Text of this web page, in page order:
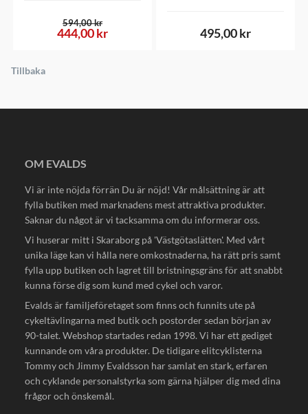
444,00 kr
594,00 kr
495,00 kr
Tillbaka
OM EVALDS
Vi är inte nöjda förrän Du är nöjd! Vår målsättning är att
fylla butiken med marknadens mest attraktiva produkter.
Saknar du något är vi tacksamma om du informerar oss.
Vi huserar mitt i Skaraborg på 'Västgötaslätten'. Med vårt
unika läge kan vi hålla nere omkostnaderna, ha rätt pris samt
fylla upp butiken och lagret till bristningsgräns för att snabbt
kunna förse dig som kund med cykel och varor.
Evalds är familjeföretaget som finns och funnits ute på
cykeltävlingarna med butik och postorder sedan början av
90-talet. Webshop startades redan 1998. Vi har ett gediget
kunnande om våra produkter. De tidigare elitcyklisterna
Tommy och Jimmy Evaldsson har samlat en stark, erfaren
och cyklande personalstyrka som gärna hjälper dig med dina
frågor och önskemål.